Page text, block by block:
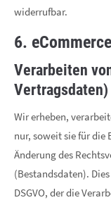
widerrufbar.
6.
Verarbeiten
Vertragsdaten)
Wir erheben,
nur, soweit sie für
Änderung des
(Bestandsdaten).
DSGVO, der die